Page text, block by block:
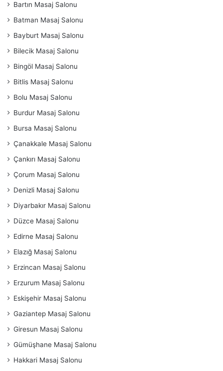
Bartın Masaj Salonu
Batman Masaj Salonu
Bayburt Masaj Salonu
Bilecik Masaj Salonu
Bingöl Masaj Salonu
Bitlis Masaj Salonu
Bolu Masaj Salonu
Burdur Masaj Salonu
Bursa Masaj Salonu
Çanakkale Masaj Salonu
Çankırı Masaj Salonu
Çorum Masaj Salonu
Denizli Masaj Salonu
Diyarbakır Masaj Salonu
Düzce Masaj Salonu
Edirne Masaj Salonu
Elazığ Masaj Salonu
Erzincan Masaj Salonu
Erzurum Masaj Salonu
Eskişehir Masaj Salonu
Gaziantep Masaj Salonu
Giresun Masaj Salonu
Gümüşhane Masaj Salonu
Hakkari Masaj Salonu